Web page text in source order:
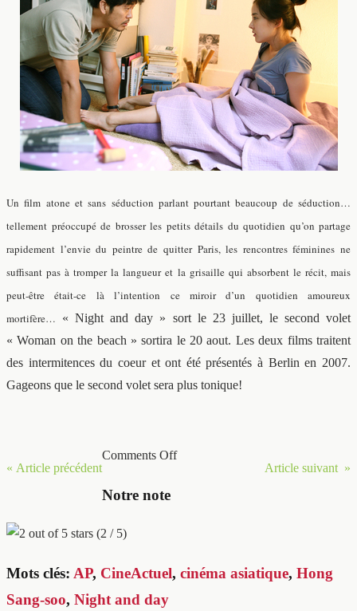
Un film atone et sans séduction parlant pourtant beaucoup de séduction…
tellement préoccupé de brosser les petits détails du quotidien qu’on partage
rapidement l’envie du peintre de quitter Paris, les rencontres féminines ne
suffisant pas à tromper la langueur et la grisaille qui absorbent le récit, mais
peut-être était-ce là l’intention ce miroir d’un quotidien amoureux
mortifère… « Night and day » sort le 23 juillet, le second volet
« Woman on the beach » sortira le 20 aout. Les deux films traitent
des intermitences du coeur et ont été présentés à Berlin en 2007.
Gageons que le second volet sera plus tonique!
« Article précédent Article suivant »
Comments Off
Notre note
(2 / 5)
Mots clés: AP, CineActuel, cinéma asiatique, Hong
Sang-soo, Night and day